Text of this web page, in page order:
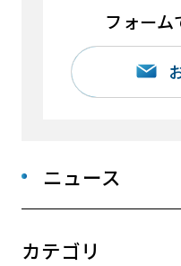
ニュース
カテゴリ
フォーム